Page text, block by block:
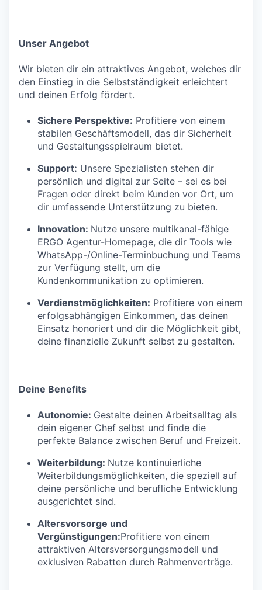
Unser Angebot
Wir bieten dir ein attraktives Angebot, welches dir
den Einstieg in die Selbstständigkeit erleichtert
und deinen Erfolg fördert.
Sichere Perspektive: Profitiere von einem
stabilen Geschäftsmodell, das dir Sicherheit
und Gestaltungsspielraum bietet.
Support: Unsere Spezialisten stehen dir
persönlich und digital zur Seite – sei es bei
Fragen oder direkt beim Kunden vor Ort, um
dir umfassende Unterstützung zu bieten.
Innovation: Nutze unsere multikanal-fähige
ERGO Agentur-Homepage, die dir Tools wie
WhatsApp-/Online-Terminbuchung und Teams
zur Verfügung stellt, um die
Kundenkommunikation zu optimieren.
Verdienstmöglichkeiten: Profitiere von einem
erfolgsabhängigen Einkommen, das deinen
Einsatz honoriert und dir die Möglichkeit gibt,
deine finanzielle Zukunft selbst zu gestalten.
Deine Benefits
Autonomie: Gestalte deinen Arbeitsalltag als
dein eigener Chef selbst und finde die
perfekte Balance zwischen Beruf und Freizeit.
Weiterbildung: Nutze kontinuierliche
Weiterbildungsmöglichkeiten, die speziell auf
deine persönliche und berufliche Entwicklung
ausgerichtet sind.
Altersvorsorge und
Vergünstigungen:Profitiere von einem
attraktiven Altersversorgungsmodell und
exklusiven Rabatten durch Rahmenverträge.